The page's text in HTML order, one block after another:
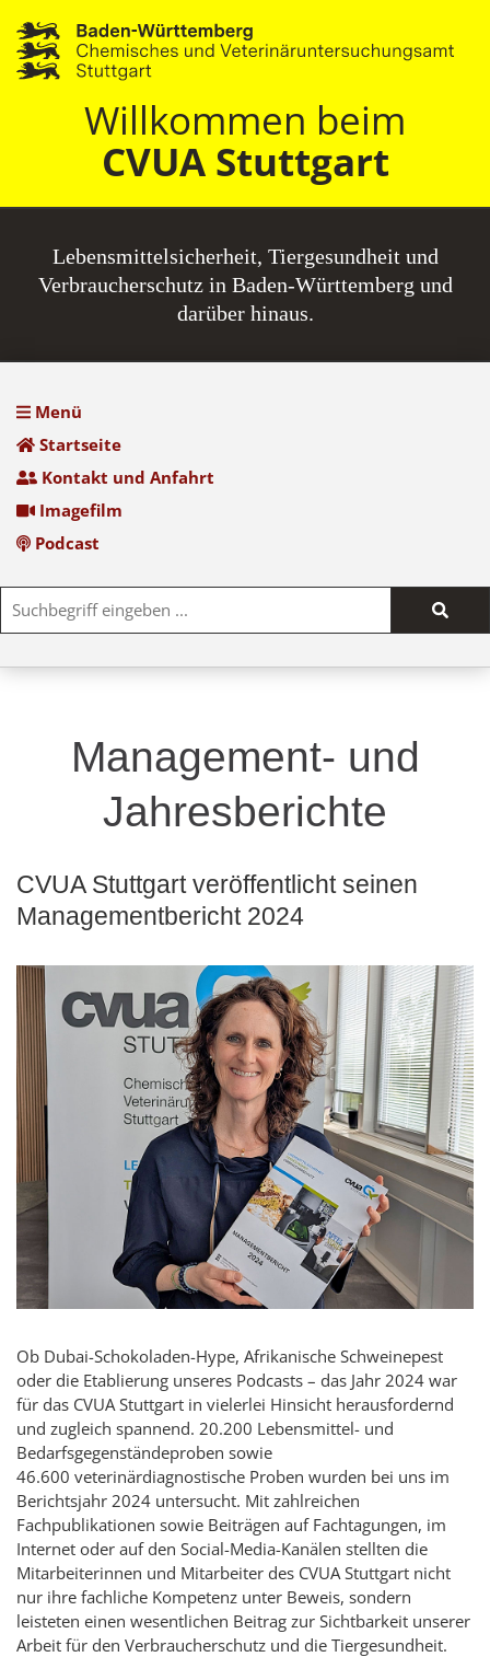
Willkommen beim
CVUA Stuttgart
Lebensmittel­sicherheit, Tiergesundheit und
Verbraucherschutz in Baden-Württemberg und
darüber hinaus.
Menü
Startseite
Kontakt und Anfahrt
Imagefilm
Podcast
Management- und
Jahres­berichte
CVUA Stuttgart veröffentlicht seinen
Managementbericht 2024
Ob Dubai-Schokoladen-Hype, Afrikanische Schweinepest
oder die Etablierung unseres Podcasts – das Jahr 2024 war
für das CVUA Stuttgart in vielerlei Hinsicht herausfordernd
und zugleich spannend. 20.200 Lebensmittel- und
Bedarfsgegenständeproben sowie
46.600 veterinärdiagnostische Proben wurden bei uns im
Berichtsjahr 2024 untersucht. Mit zahlreichen
Fachpublikationen sowie Beiträgen auf Fachtagungen, im
Internet oder auf den Social-Media-Kanälen stellten die
Mitarbeiterinnen und Mitarbeiter des CVUA Stuttgart nicht
nur ihre fachliche Kompetenz unter Beweis, sondern
leisteten einen wesentlichen Beitrag zur Sichtbarkeit unserer
Arbeit für den Verbraucherschutz und die Tiergesundheit.